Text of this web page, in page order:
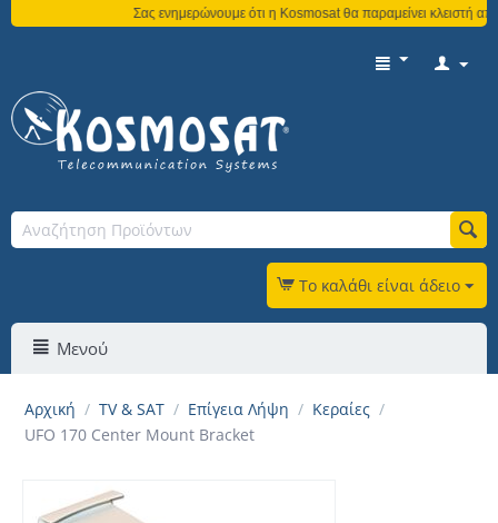
Σας ενημερώνουμε ότι η Kosmosat θα παραμείνει κλειστή
Το καλάθι είναι άδειο
Μενού
Αρχική / TV & SAT / Επίγεια Λήψη / Κεραίες /
UFO 170 Center Mount Bracket